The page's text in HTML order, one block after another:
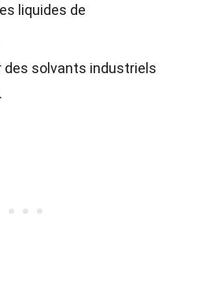
liquides de
des solvants industriels